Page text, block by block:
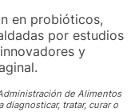
en probióticos,
por estudios
y
de Alimentos
tratar, curar o